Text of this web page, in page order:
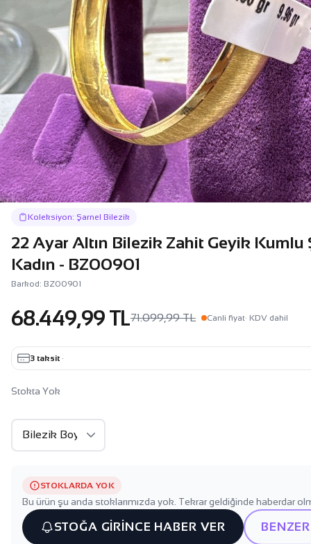
Koleksiyon: Şarnel Bilezik
22 Ayar Altın Bilezik Zahit Geyik Kumlu
Kadın - BZ00901
Barkod: BZ00901
68.449,99 TL71.099,99 TL Canli fiyat· KDV dahil
3 taksit ·
Stokta Yok
STOKLARDA YOK
Bu ürün şu anda stoklarımızda yok. Tekrar geldiğinde haberdar
STOĞA GİRİNCE HABER VER